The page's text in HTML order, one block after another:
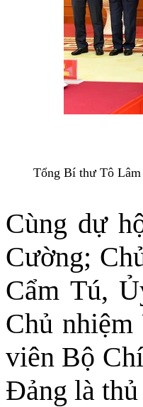
Tổng Bí thư Tô
Cùng dự
Cường;
Cẩm Tú,
Chủ
viên Bộ
Đảng là